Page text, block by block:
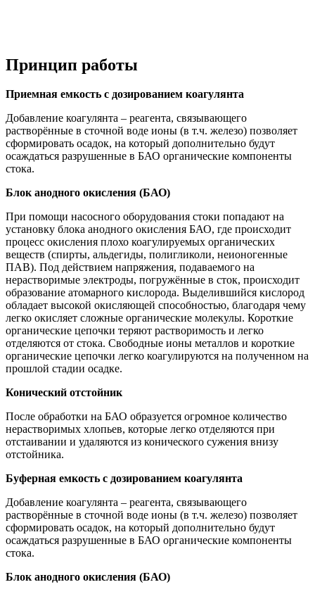
Принцип работы
Приемная емкость с дозированием коагулянта
Добавление коагулянта – реагента, связывающего
растворённые в сточной воде ионы (в т.ч. железо) позволяет
сформировать осадок, на который дополнительно будут
осаждаться разрушенные в БАО органические компоненты
стока.
Блок анодного окисления (БАО)
При помощи насосного оборудования стоки попадают на
установку блока анодного окисления БАО, где происходит
процесс окисления плохо коагулируемых органических
веществ (спирты, альдегиды, полигликоли, неионогенные
ПАВ). Под действием напряжения, подаваемого на
нерастворимые электроды, погружённые в сток, происходит
образование атомарного кислорода. Выделившийся кислород
обладает высокой окисляющей способностью, благодаря чему
легко окисляет сложные органические молекулы. Короткие
органические цепочки теряют растворимость и легко
отделяются от стока. Свободные ионы металлов и короткие
органические цепочки легко коагулируются на полученном на
прошлой стадии осадке.
Конический отстойник
После обработки на БАО образуется огромное количество
нерастворимых хлопьев, которые легко отделяются при
отстаивании и удаляются из конического сужения внизу
отстойника.
Буферная емкость с дозированием коагулянта
Добавление коагулянта – реагента, связывающего
растворённые в сточной воде ионы (в т.ч. железо) позволяет
сформировать осадок, на который дополнительно будут
осаждаться разрушенные в БАО органические компоненты
стока.
Блок анодного окисления (БАО)